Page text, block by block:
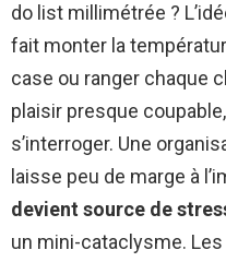
do list millimétrée ?
fait monter la
case ou ranger chaque
plaisir presque
s’interroger. Une
laisse peu de marge à
devient source de
un mini-cataclysme.